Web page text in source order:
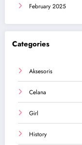
February 2025
Categories
Aksesoris
Celana
Girl
History